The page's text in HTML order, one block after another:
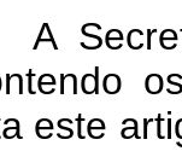
A
este